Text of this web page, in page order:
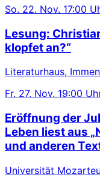
So. 22. Nov. 17:00
Lesung:
klopfet an?“
Literaturhaus,
Fr. 27. Nov. 19:00
Eröffnung der
Leben liest aus
und anderen
Universität